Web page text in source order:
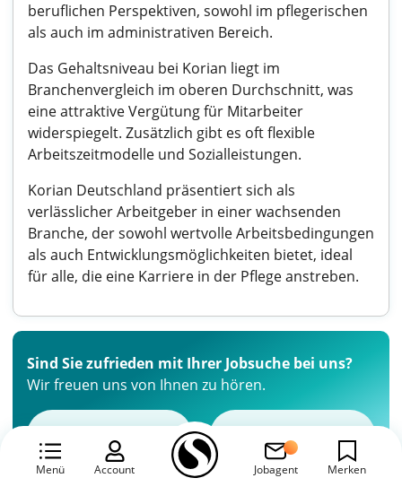
beruflichen Perspektiven, sowohl im pflegerischen
als auch im administrativen Bereich.
Das Gehaltsniveau bei Korian liegt im
Branchenvergleich im oberen Durchschnitt, was
eine attraktive Vergütung für Mitarbeiter
widerspiegelt. Zusätzlich gibt es oft flexible
Arbeitszeitmodelle und Sozialleistungen.
Korian Deutschland präsentiert sich als
verlässlicher Arbeitgeber in einer wachsenden
Branche, der sowohl wertvolle Arbeitsbedingungen
als auch Entwicklungsmöglichkeiten bietet, ideal
für alle, die eine Karriere in der Pflege anstreben.
Menü Account Jobagent Merken
Sind Sie zufrieden mit Ihrer Jobsuche bei uns?
Wir freuen uns von Ihnen zu hören.